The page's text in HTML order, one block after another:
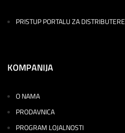
PRISTUP PORTALU ZA DISTRIBUTERE
KOMPANIJA
O NAMA
PRODAVNICA
PROGRAM LOJALNOSTI